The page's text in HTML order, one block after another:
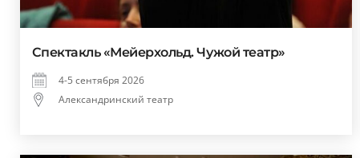
Спектакль «Мейерхольд. Чужой театр»
4-5 сентября 2026
Александринский театр